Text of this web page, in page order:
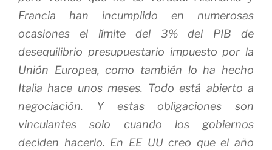
Francia han incumplido en numerosas
ocasiones el límite del 3% del PIB de
desequilibrio presupuestario impuesto por la
Unión Europea, como también lo ha hecho
Italia hace unos meses. Todo está abierto a
negociación. Y estas obligaciones son
vinculantes solo cuando los gobiernos
deciden hacerlo. En EE UU creo que el año